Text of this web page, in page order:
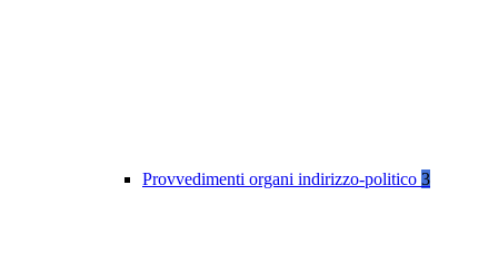
Provvedimenti organi indirizzo-politico 3